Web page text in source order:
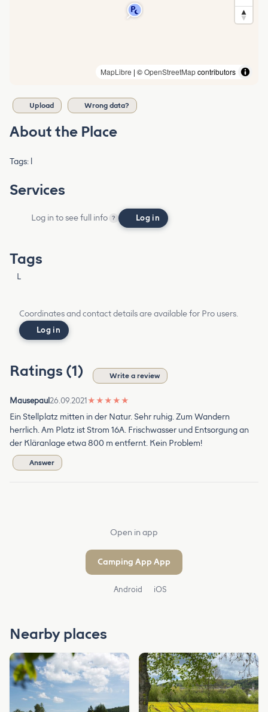
MapLibre | ©OpenStreetMapcontributors
Upload Wrong data?
About the Place
Tags: l
Services
Log in to see full info ? Log in
Tags
L
Coordinates and contact details are available for Pro users.
Log in
Ratings (1) Write a review
Mausepaul 26.09.2021 ★ ★ ★ ★ ★
Ein Stellplatz mitten in der Natur. Sehr ruhig. Zum Wandern
herrlich. Am Platz ist Strom 16A. Frischwasser und Entsorgung an
der Kläranlage etwa 800 m entfernt. Kein Problem!
Answer
Open in app
Camping App App
Android iOS
Nearby places